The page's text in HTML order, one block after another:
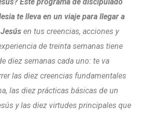
te lleva en un viaje para llegar a
en tus creencias, acciones y
de treinta semanas tiene
diez semanas cada uno: te va
las diez creencias fundamentales
las diez prácticas básicas de un
y las diez virtudes principales que